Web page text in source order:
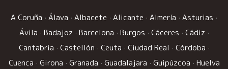
A Coruña · Álava · Albacete · Alicante · Almería · Asturias ·
Ávila · Badajoz · Barcelona · Burgos · Cáceres · Cádiz ·
Cantabria · Castellón · Ceuta · Ciudad Real · Córdoba ·
Cuenca · Girona · Granada · Guadalajara · Guipúzcoa · Huelva